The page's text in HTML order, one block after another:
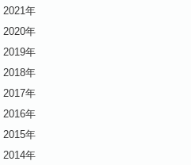
2021年
2020年
2019年
2018年
2017年
2016年
2015年
2014年